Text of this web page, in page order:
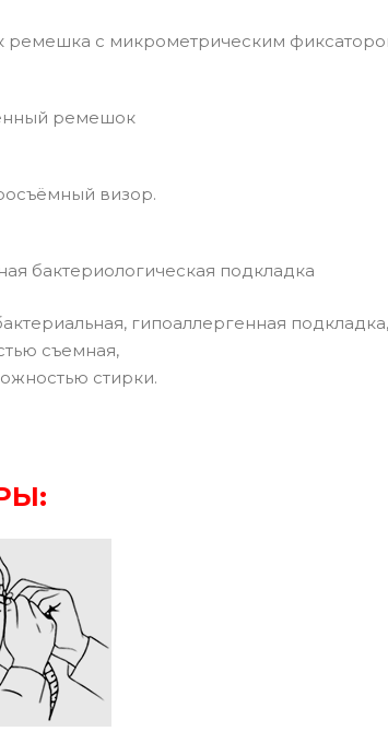
ремешка с микрометрическим
ремешок
визор.
бактериологическая подкладка
гипоаллергенная подкладка,
съемная,
стирки.